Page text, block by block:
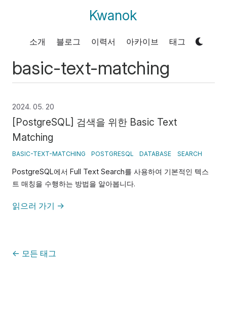
Kwanok
소개 블로그 이력서 아카이브 태그
basic-text-matching
2024. 05. 20
[PostgreSQL] 검색을 위한 Basic Text
Matching
BASIC-TEXT-MATCHING POSTGRESQL DATABASE SEARCH
PostgreSQL에서 Full Text Search를 사용하여 기본적인 텍스
트 매칭을 수행하는 방법을 알아봅니다.
읽으러 가기 →
← 모든 태그